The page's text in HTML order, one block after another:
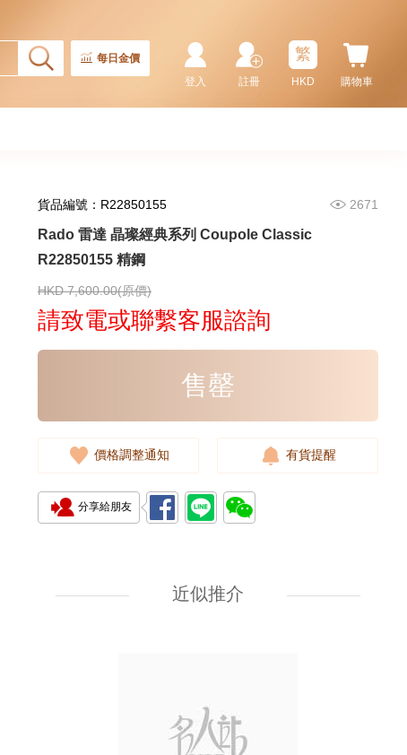
每日金價
購物車
繁
HKD
註冊
登入
貨品編號：R22850155 2671
Rado 雷達 晶璨經典系列 Coupole Classic
R22850155 精鋼
HKD 7,600.00(原價)
請致電或聯繫客服諮詢
售罄
價格調整通知 有貨提醒
分享給朋友
近似推介
Rado 雷達 Integral R20486722
8,900.00